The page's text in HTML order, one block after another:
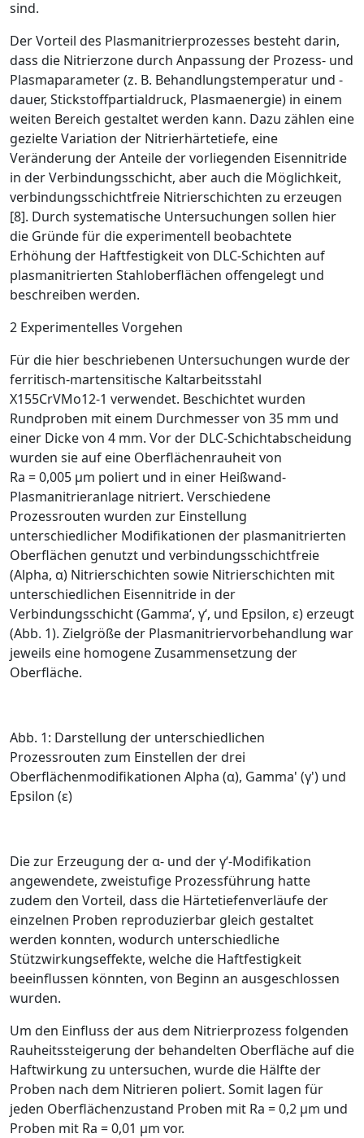
sind.
Der Vorteil des Plasmanitrierprozesses besteht darin,
dass die Nitrierzone durch Anpassung der Prozess- und
­Plasmaparameter (z. B. Behandlungstemperatur und -
dauer, Stickstoffpartialdruck, Plasmaenergie) in einem
weiten Bereich gestaltet werden kann. Dazu zählen eine
gezielte Variation der Nitrierhärtetiefe, eine
Veränderung der ­Anteile der vorliegenden Eisennitride
in der Verbin­dungsschicht, aber auch die Möglichkeit,
verbindungsschichtfreie Nitrierschichten zu erzeugen
[8]. Durch systematische Untersuchungen sollen hier
die Gründe für die experimentell beobachtete
Erhöhung der Haftfestigkeit von DLC-Schichten auf
plasmanitrierten Stahl­oberflächen offengelegt und
beschreiben werden.
2 Experimentelles Vorgehen
Für die hier beschriebenen Untersuchungen wurde der
ferritisch-martensitische Kalt­arbeitsstahl
X155CrVMo12-1 verwendet. Beschichtet wurden
Rundproben mit einem Durchmesser von 35 mm und
einer Dicke von 4 mm. Vor der DLC-Schichtabscheidung
wurden sie auf eine Oberflächenrauheit von
Ra = 0,005 μm poliert und in einer Heißwand-
Plasmanitrieranlage nitriert. Verschiedene
Prozessrouten wurden zur Einstellung
unterschiedlicher Modifikationen der plasmanitrierten
Oberflächen genutzt und verbindungsschichtfreie
(Alpha, α) Nitrierschichten sowie Nitrierschichten mit
unterschiedlichen Eisennitride in der
Verbindungsschicht (Gamma‘, γ‘, und Epsilon, ε) erzeugt
(Abb. 1). Zielgröße der Plasmanitriervorbehandlung war
jeweils eine homogene Zusammensetzung der
Oberfläche.
Abb. 1: Darstellung der unterschiedlichen
Prozessrouten zum Einstellen der drei
Oberflächenmodifikationen Alpha (α), Gamma' (γ') und
Epsilon (ε)
Die zur Erzeugung derα- und derγ‘-Modi­fikation
angewendete, zweistufige Prozess­führung hatte
zudem den Vorteil, dass die Härtetiefenverläufe der
einzelnen ­Proben ­reproduzierbar gleich gestaltet
werden konnten, wodurch unterschiedliche
Stützwirkungseffekte, welche die Haftfestigkeit
beeinflussen könnten, von Beginn an ausgeschlossen
wurden.
Um den Einfluss der aus dem Nitrierprozess folgenden
Rauheitssteigerung der behandelten Oberfläche auf die
Haftwirkung zu untersuchen, wurde die Hälfte der
Proben nach dem Nitrieren poliert. Somit lagen für
jeden Oberflächenzustand Proben mit Ra = 0,2 μm und
Proben mit Ra = 0,01 μm vor.